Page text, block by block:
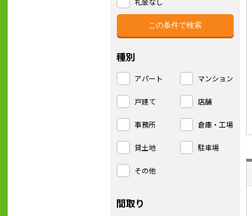
種別
アパート マンション
戸建て 店舗
事務所 倉庫・工場
貸土地 駐車場
その他
間取り